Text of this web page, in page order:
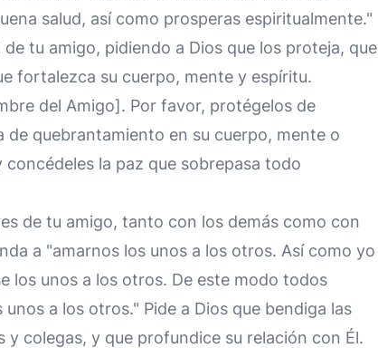
salud, así como prosperas espiritualmente."
tu amigo, pidiendo a Dios que los proteja, que
fortalezca su cuerpo, mente y espíritu.
del Amigo]. Por favor, protégelos de
de quebrantamiento en su cuerpo, mente o
la paz que sobrepasa todo
de tu amigo, tanto con los demás como con
a "amarnos los unos a los otros. Así como yo
los unos a los otros. De este modo todos
a los otros." Pide a Dios que bendiga las
colegas, y que profundice su relación con Él.